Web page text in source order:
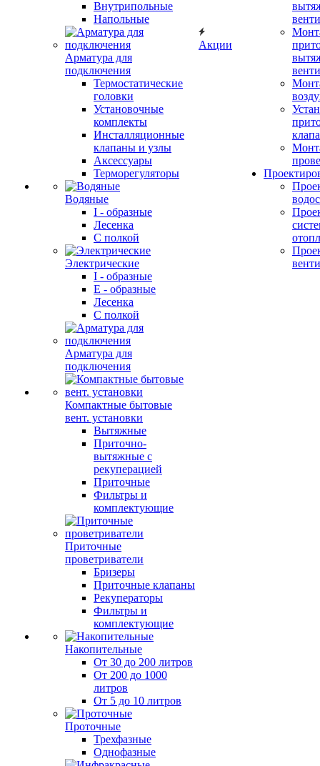
Внутрипольные
Напольные
Арматура для
подключения
Термостатические
головки
Установочные
комплекты
Инсталляционные
клапаны и узлы
Аксессуары
Терморегуляторы
Водяные
I - образные
Лесенка
С полкой
Электрические
I - образные
E - образные
Лесенка
С полкой
Арматура для
подключения
Компактные бытовые
вент. установки
Вытяжные
Приточно-
вытяжные с
рекуперацией
Приточные
Фильтры и
комплектующие
Приточные
проветриватели
Бризеры
Приточные клапаны
Рекуператоры
Фильтры и
комплектующие
Накопительные
От 30 до 200 литров
От 200 до 1000
литров
От 5 до 10 литров
Проточные
Трехфазные
Однофазные
Акции